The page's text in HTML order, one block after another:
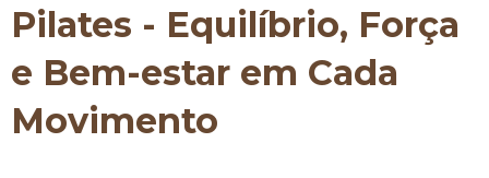
Pilates - Equilíbrio, Força
e Bem-estar em Cada
Movimento